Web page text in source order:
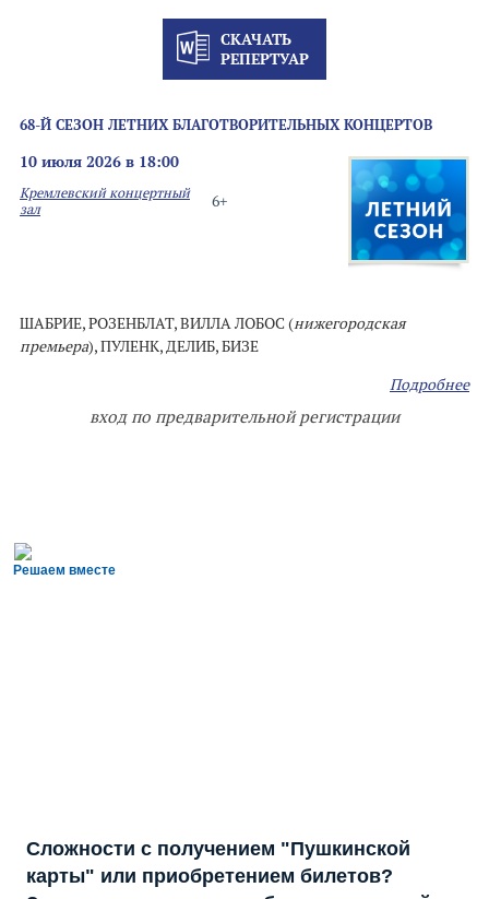
СКАЧАТЬ
РЕПЕРТУАР
68-Й СЕЗОН ЛЕТНИХ БЛАГОТВОРИТЕЛЬНЫХ КОНЦЕРТОВ
10 июля 2026 в 18:00
6+
Кремлевский концертный
зал
ШАБРИЕ, РОЗЕНБЛАТ, ВИЛЛА ЛОБОС (нижегородская
премьера), ПУЛЕНК, ДЕЛИБ, БИЗЕ
Подробнее
вход по предварительной регистрации
Решаем вместе
Сложности с получением "Пушкинской
карты" или приобретением билетов?